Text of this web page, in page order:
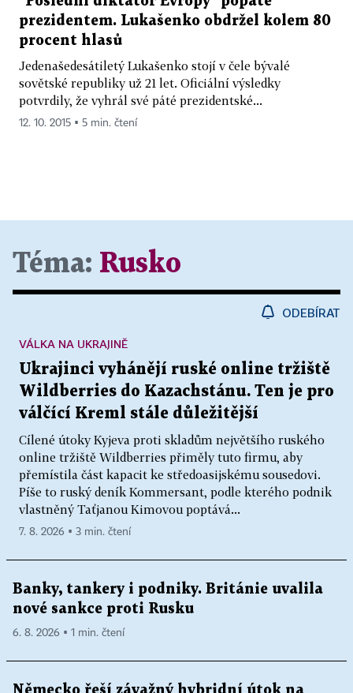
prezidentem. Lukašenko obdržel kolem 80
procent hlasů
Jedenašedesátiletý Lukašenko stojí v čele bývalé
sovětské republiky už 21 let. Oficiální výsledky
potvrdily, že vyhrál své páté prezidentské...
12. 10. 2015 ▪ 5 min. čtení
Téma: Rusko
ODEBÍRAT
Ukrajinci vyhánějí ruské online tržiště
Wildberries do Kazachstánu. Ten je pro
válčící Kreml stále důležitější
Cílené útoky Kyjeva proti skladům největšího ruského
online tržiště Wildberries přiměly tuto firmu, aby
přemístila část kapacit ke středoasijskému sousedovi.
Píše to ruský deník Kommersant, podle kterého podnik
vlastněný Taťjanou Kimovou poptává...
VÁLKA NA UKRAJINĚ
7. 8. 2026 ▪ 3 min. čtení
Banky, tankery i podniky. Británie uvalila
nové sankce proti Rusku
6. 8. 2026 ▪ 1 min. čtení
Německo řeší závažný hybridní útok na